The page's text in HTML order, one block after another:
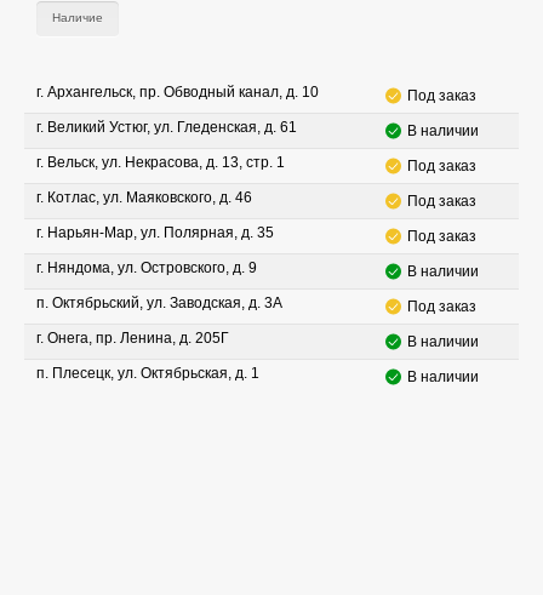
Наличие
г. Архангельск, пр. Обводный канал, д. 10
Под заказ
г. Великий Устюг, ул. Гледенская, д. 61
В наличии
г. Вельск, ул. Некрасова, д. 13, стр. 1
Под заказ
г. Котлас, ул. Маяковского, д. 46
Под заказ
г. Нарьян-Мар, ул. Полярная, д. 35
Под заказ
г. Няндома, ул. Островского, д. 9
В наличии
п. Октябрьский, ул. Заводская, д. 3А
Под заказ
г. Онега, пр. Ленина, д. 205Г
В наличии
п. Плесецк, ул. Октябрьская, д. 1
В наличии